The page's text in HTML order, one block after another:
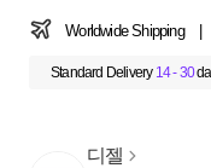
Worldwide Shipping
Standard Delivery 14 - 30
디젤